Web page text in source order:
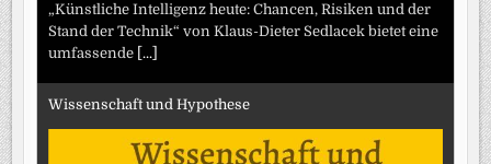
„Künstliche Intelligenz heute: Chancen, Risiken und der
Stand der Technik“ von Klaus-Dieter Sedlacek bietet eine
umfassende [...]
Wissenschaft und Hypothese